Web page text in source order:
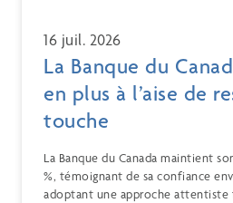
16 juil. 2026
La Banque du
en plus à l’aise de
touche
La Banque du Canada maintient
%, témoignant de sa confiance
adoptant une approche attentiste